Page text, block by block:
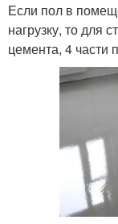
Если пол в
нагрузку, то для
цемента, 4 части